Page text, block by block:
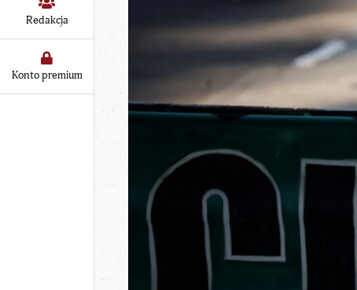
Redakcja
Konto premium